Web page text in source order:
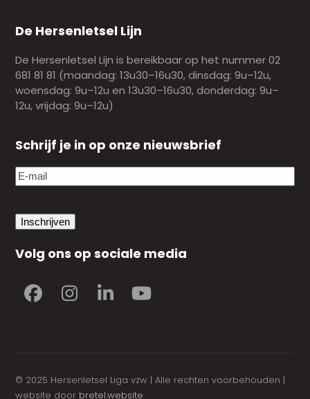
De Hersenletsel Lijn
De Hersenletsel Lijn is bereikbaar op het nummer 02
681 81 81 (maandag: 13u30–16u30, dinsdag: 9u–12u,
woensdag: 9u–12u en 13u30–16u30, donderdag: 9u–
12u, vrijdag: 9u–12u)
Schrijf je in op onze nieuwsbrief
E-
mail(Vereist)
Volg ons op sociale media
Facebook
Instagram
LinkedInYouTube
© 2025 Hersenletsel Liga vzw | Alle rechten voorbehouden |
website door bretel.website